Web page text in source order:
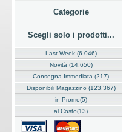
Categorie
Scegli solo i prodotti...
Last Week (6.046)
Novità (14.650)
Consegna Immediata (217)
Disponibili Magazzino (123.367)
in Promo(5)
al Costo(13)